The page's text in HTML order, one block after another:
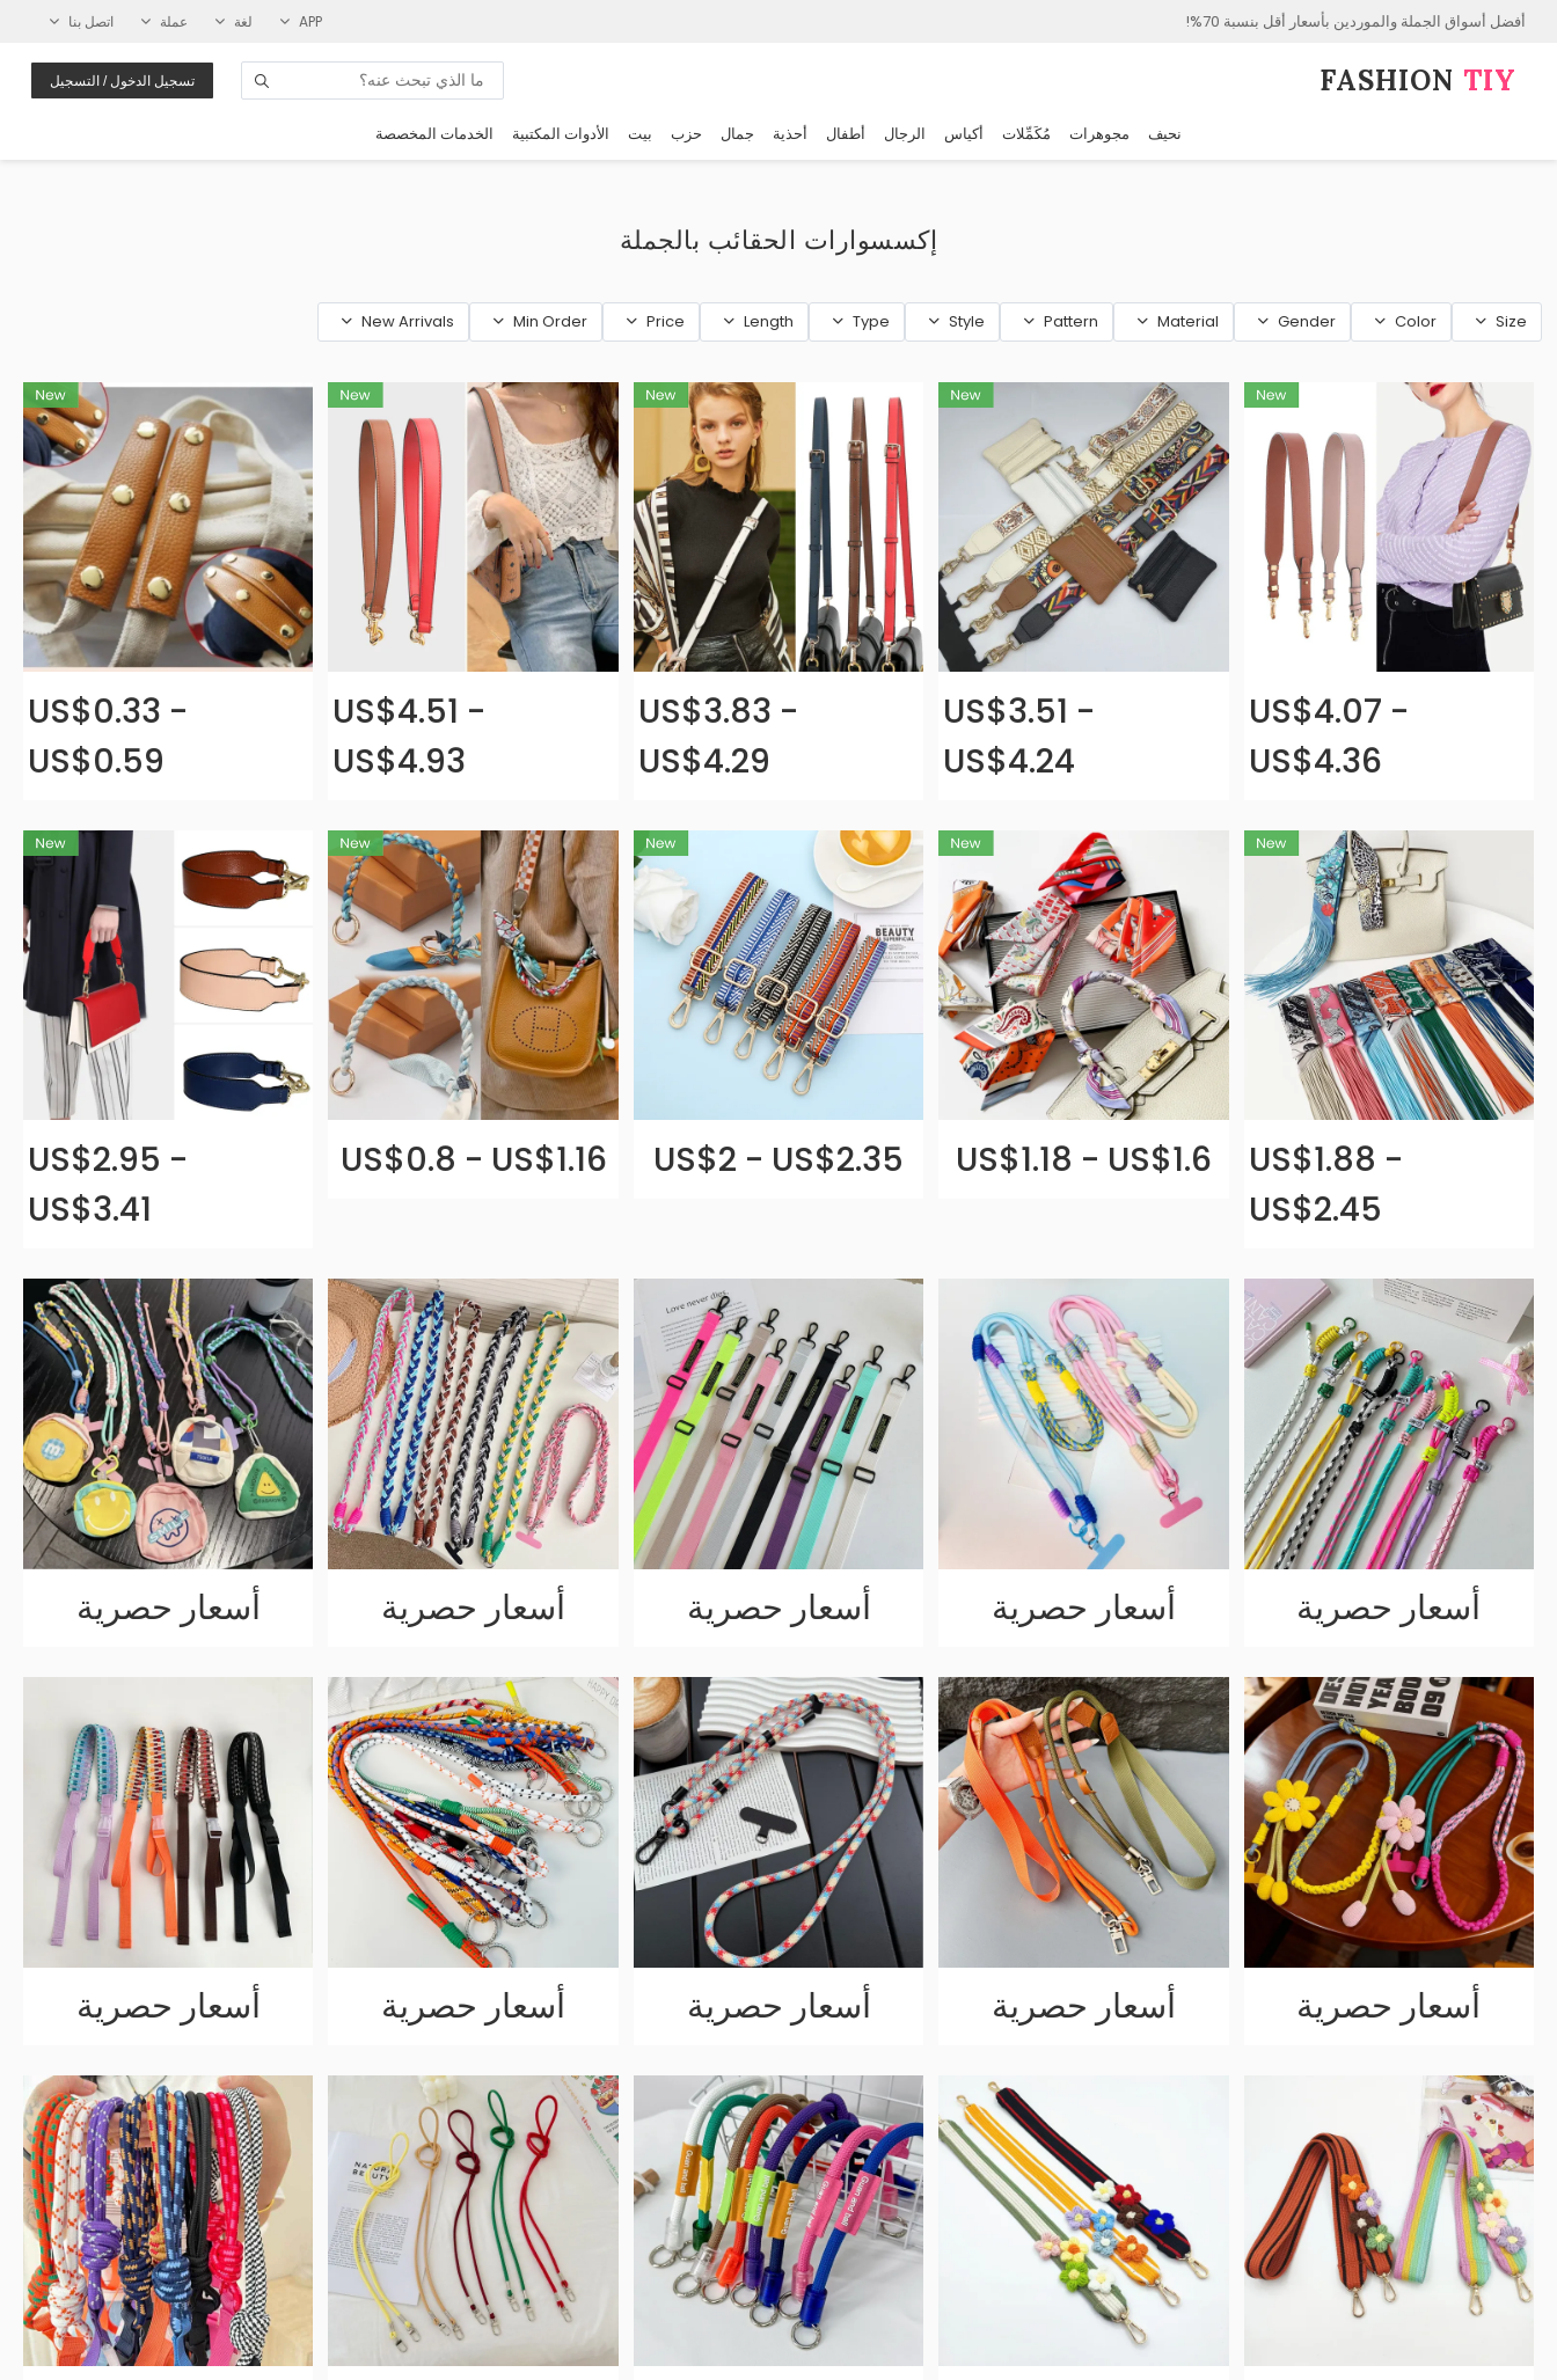
أفضل أسواق الجملة والموردين بأسعار أقل بنسبة 70%! APP لغة عملة اتصل بنا
FASHION⁠ TIY تسجيل الدخول / التسجيل
نحيف مجوهرات مُكَمِّلات أكياس الرجال أطفال أحذية جمال حزب بيت الأدوات المكتبية الخدمات المخصصة
إكسسوارات الحقائب بالجملة
Size
Color
Gender
Material
Pattern
Style
Type
Length
Price
Min Order
New Arrivals
US$4.07 -
US$4.36
US$3.51 -
US$4.24
US$3.83 -
US$4.29
US$4.51 -
US$4.93
US$0.33 -
US$0.59
US$1.88 -
US$2.45
US$1.18 - US$1.6
US$2 - US$2.35
US$0.8 - US$1.16
US$2.95 -
US$3.41
أسعار حصرية أسعار حصرية أسعار حصرية أسعار حصرية أسعار حصرية
أسعار حصرية أسعار حصرية أسعار حصرية أسعار حصرية أسعار حصرية